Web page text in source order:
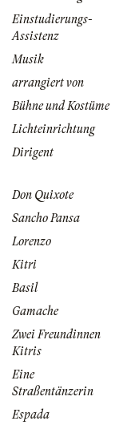
Einstudierungs-
Assistenz
Musik
arrangiert von
Bühne und Kostüme
Lichteinrichtung
Dirigent
Don Quixote
Sancho Pansa
Lorenzo
Kitri
Basil
Gamache
Zwei Freundinnen
Kitris
Eine
Straßentänzerin
Espada